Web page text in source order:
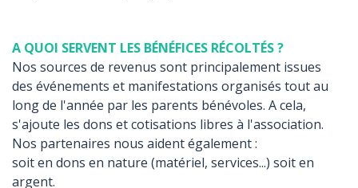
A QUOI SERVENT LES BÉNÉFICES RÉCOLTÉS ?
Nos sources de revenus sont principalement issues
des événements et manifestations organisés tout au
long de l'année par les parents bénévoles. A cela,
s'ajoute les dons et cotisations libres à l'association.
Nos partenaires nous aident également :
soit en dons en nature (matériel, services...) soit en
argent.